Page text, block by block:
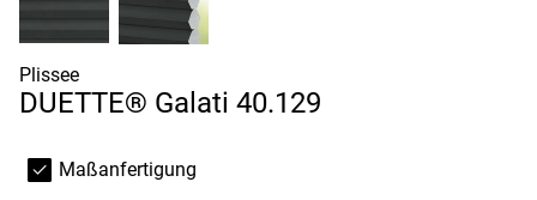
Plissee
DUETTE® Galati 40.129
Maßanfertigung